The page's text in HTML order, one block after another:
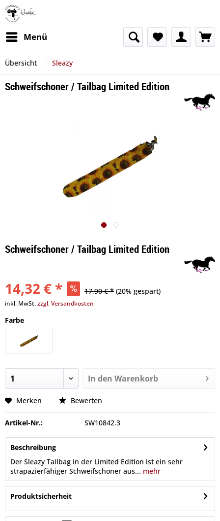
Menü
Übersicht Sleazy
Schweifschoner / Tailbag Limited Edition
Schweifschoner / Tailbag Limited Edition
14,32 € * 17,90 € * (20% gespart)
inkl. MwSt.zzgl. Versandkosten
Farbe
In den Warenkorb
Merken Bewerten
Artikel-Nr.: SW10842.3
Beschreibung
Der Sleazy Tailbag in der Limited Edition ist ein sehr
strapazierfähiger Schweifschoner aus... mehr
Produktsicherheit